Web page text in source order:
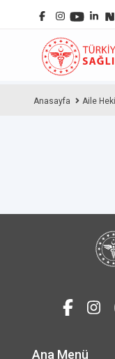
Anasayfa Aile
Ana Menü